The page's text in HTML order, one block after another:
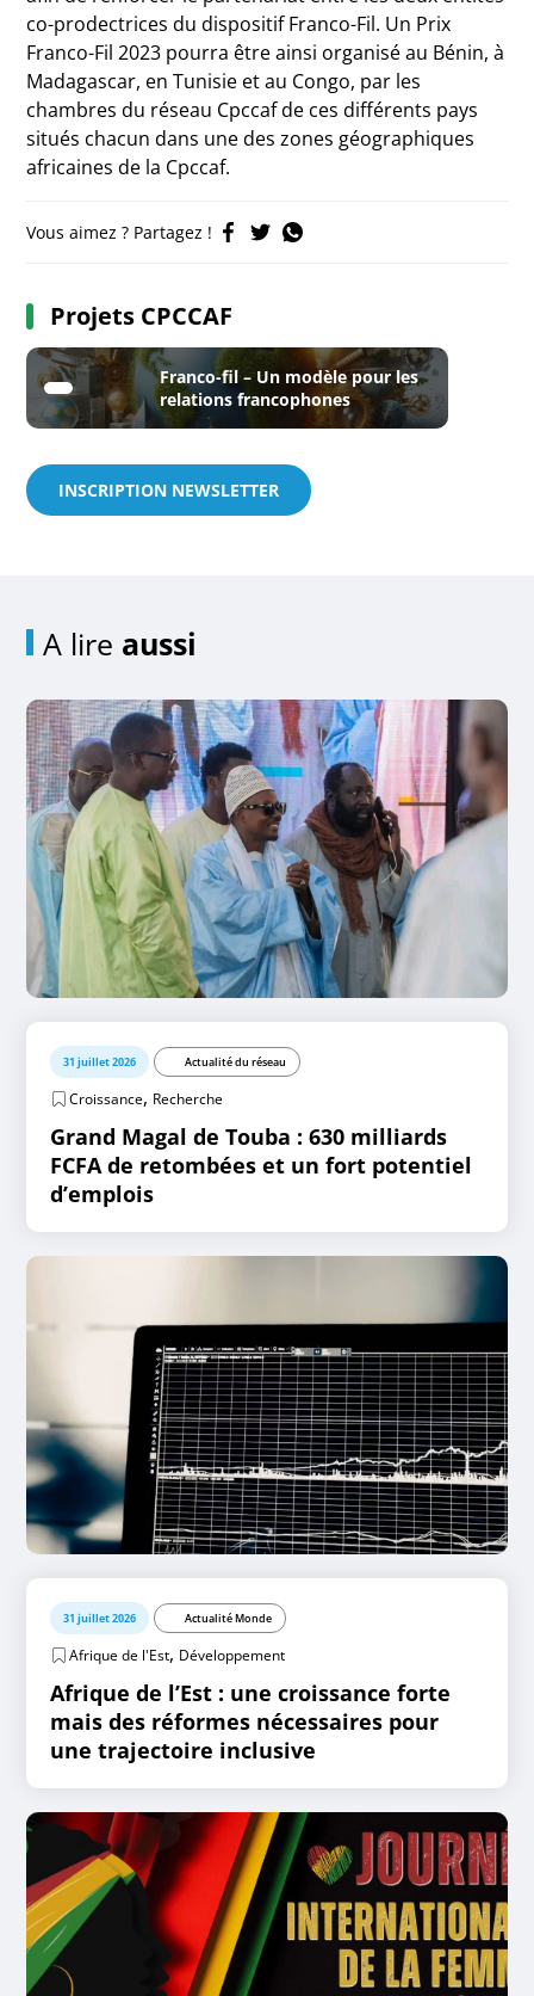
co-prodectrices du dispositif Franco-Fil. Un Prix
Franco-Fil 2023 pourra être ainsi organisé au Bénin, à
Madagascar, en Tunisie et au Congo, par les
chambres du réseau Cpccaf de ces différents pays
situés chacun dans une des zones géographiques
africaines de la Cpccaf.
Vous aimez ? Partagez !
Projets CPCCAF
Franco-fil – Un modèle pour les
relations francophones
INSCRIPTION NEWSLETTER
A lire aussi
31 juillet 2026 Actualité du réseau
Croissance, Recherche
Grand Magal de Touba : 630 milliards
FCFA de retombées et un fort potentiel
d’emplois
31 juillet 2026 Actualité Monde
Afrique de l'Est, Développement
Afrique de l’Est : une croissance forte
mais des réformes nécessaires pour
une trajectoire inclusive